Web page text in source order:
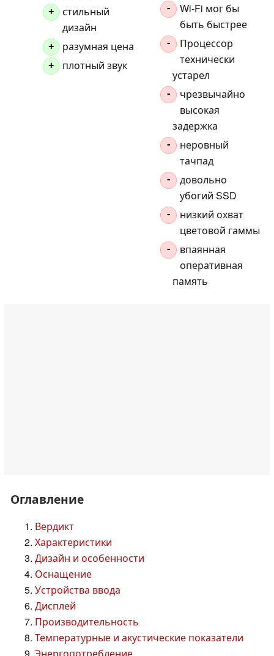
+
стильный
дизайн
+ разумная цена
+ плотный звук
-
Wi-Fi мог бы
быть быстрее
-
Процессор
технически
устарел
-
чрезвычайно
высокая
задержка
-
неровный
тачпад
-
довольно
убогий SSD
-
низкий охват
цветовой гаммы
-
впаянная
оперативная
память
Оглавление
Вердикт
Характеристики
Дизайн и особенности
Оснащение
Устройства ввода
Дисплей
Производительность
Температурные и акустические показатели
Энергопотребление